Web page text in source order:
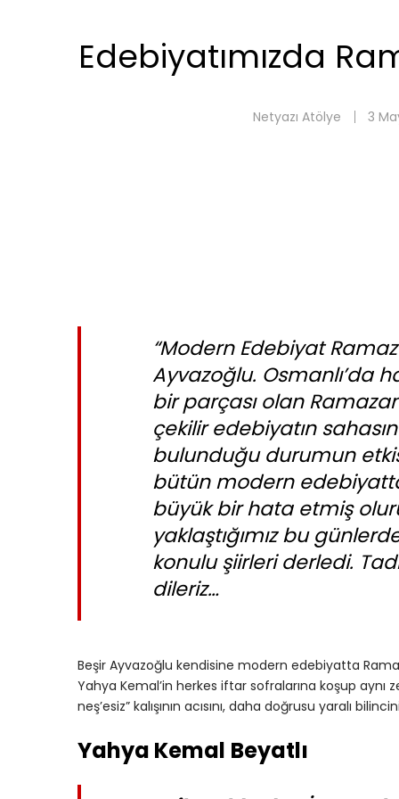
Edebiyatımızda
Netyazı Atölye 3
“Modern Edebiyat
Ayvazoğlu. Osmanlı’da
bir parçası olan
çekilir edebiyatın
bulunduğu durumun
bütün modern
büyük bir hata etmiş
yaklaştığımız bu
konulu şiirleri derledi.
dileriz…
Beşir Ayvazoğlu kendisine modern edebiyatta
Yahya Kemal’in herkes iftar sofralarına koşup
neş’esiz” kalışının acısını, daha doğrusu yaralı
Yahya Kemal Beyatlı